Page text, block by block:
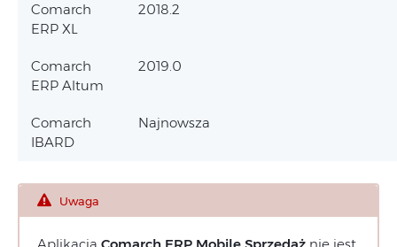
Comarch
ERP XL
2018.2
Comarch
ERP Altum
2019.0
Comarch
IBARD
Najnowsza
Uwaga